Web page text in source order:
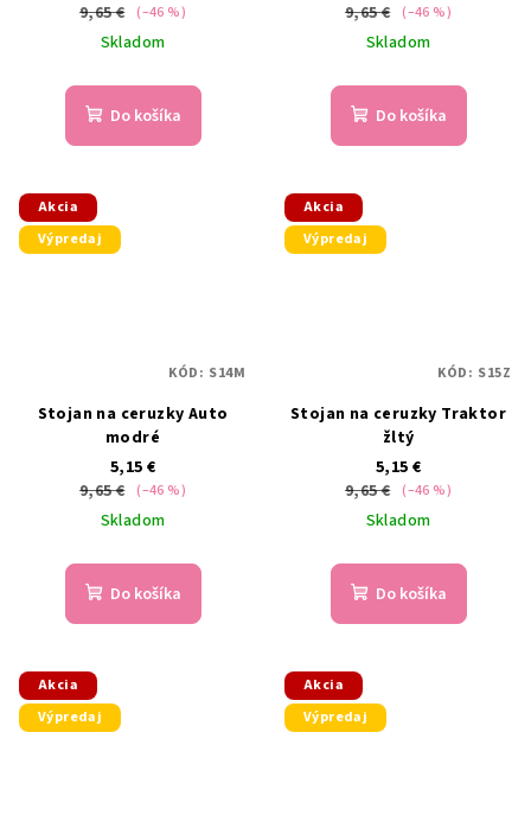
9,65 € (–46 %)
Skladom
Do košíka
9,65 € (–46 %)
Skladom
Do košíka
Akcia
Výpredaj
Stojan na ceruzky Auto
modré
5,15 €
9,65 € (–46 %)
Skladom
Do košíka
KÓD: S14M
Akcia
Výpredaj
Stojan na ceruzky Traktor
žltý
5,15 €
9,65 € (–46 %)
Skladom
Do košíka
KÓD: S15Z
Akcia
Výpredaj
Akcia
Výpredaj